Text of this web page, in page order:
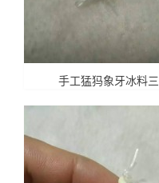
手工猛犸象牙冰料